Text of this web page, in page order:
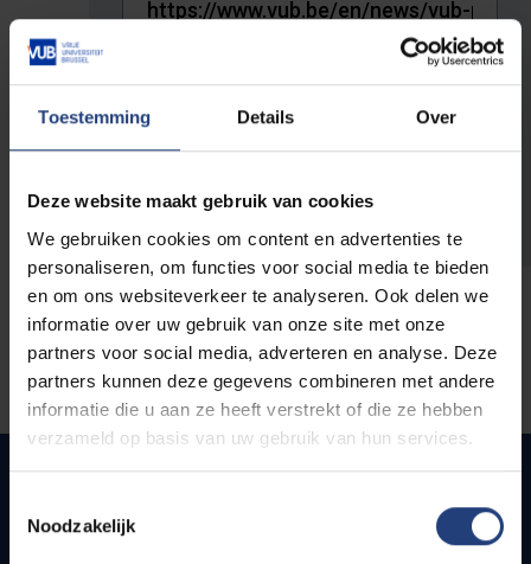
Toestemming Details Over
Deze website maakt gebruik van cookies
We gebruiken cookies om content en advertenties te
personaliseren, om functies voor social media te bieden
en om ons websiteverkeer te analyseren. Ook delen we
informatie over uw gebruik van onze site met onze
partners voor social media, adverteren en analyse. Deze
partners kunnen deze gegevens combineren met andere
informatie die u aan ze heeft verstrekt of die ze hebben
verzameld op basis van uw gebruik van hun services.
Noodzakelijk
The full URL of the page where you encountered the error.
Quick links